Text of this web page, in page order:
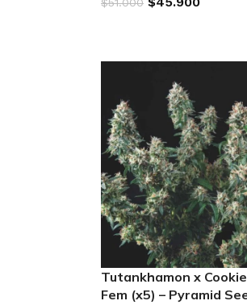
EXOTIC
Tutankhamon x
Fem (x5) – Pyramid